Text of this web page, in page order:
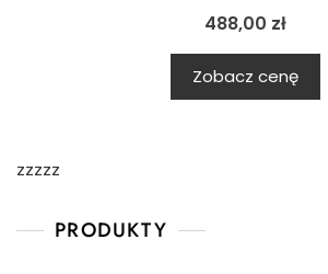
488,00 zł
Zobacz cenę
zzzzz
PRODUKTY